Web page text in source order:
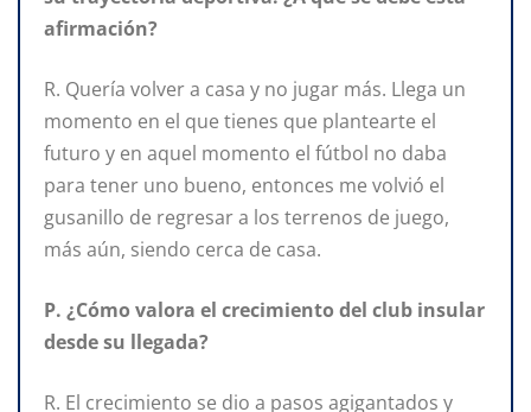
afirmación?
R. Quería volver a casa y no jugar más. Llega un
momento en el que tienes que plantearte el
futuro y en aquel momento el fútbol no daba
para tener uno bueno, entonces me volvió el
gusanillo de regresar a los terrenos de juego,
más aún, siendo cerca de casa.
P. ¿Cómo valora el crecimiento del club insular
desde su llegada?
R. El crecimiento se dio a pasos agigantados y